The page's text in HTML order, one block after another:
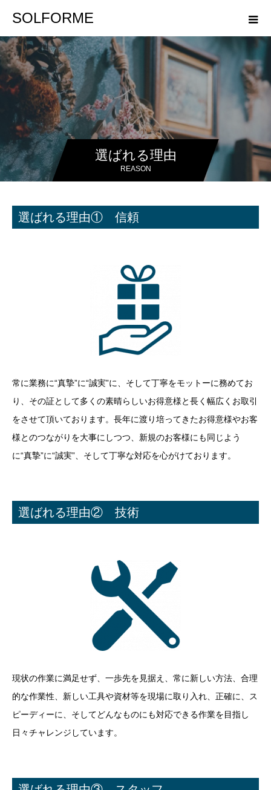
SOLFORME
選ばれる理由
REASON
選ばれる理由① 信頼
常に業務に“真摯”に“誠実”に、そして丁寧をモットーに務めてお
り、その証として多くの素晴らしいお得意様と長く幅広くお取引
をさせて頂いております。長年に渡り培ってきたお得意様やお客
様とのつながりを大事にしつつ、新規のお客様にも同じよう
に“真摯”に“誠実”、そして丁寧な対応を心がけております。
選ばれる理由② 技術
現状の作業に満足せず、一歩先を見据え、常に新しい方法、合理
的な作業性、新しい工具や資材等を現場に取り入れ、正確に、ス
ピーディーに、そしてどんなものにも対応できる作業を目指し
日々チャレンジしています。